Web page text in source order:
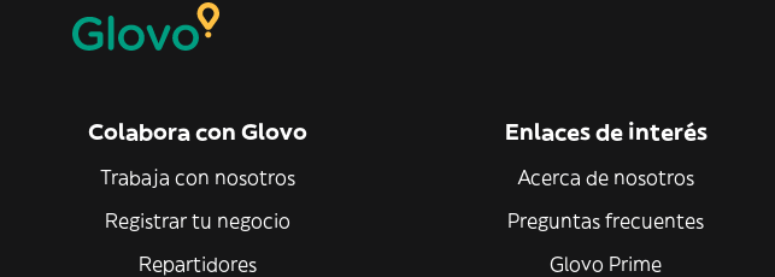
Colabora con Glovo
Trabaja con nosotros
Registrar tu negocio
Repartidores
Enlaces de interés
Acerca de nosotros
Preguntas frecuentes
Glovo Prime